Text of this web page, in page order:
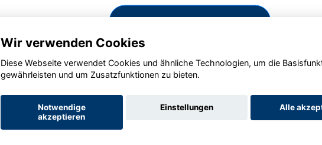
Wir verwenden Cookies
Diese Webseite verwendet Cookies und ähnliche Technologien, um die
gewährleisten und um Zusatzfunktionen zu bieten.
Notwendige
akzeptieren
Einstellungen Alle